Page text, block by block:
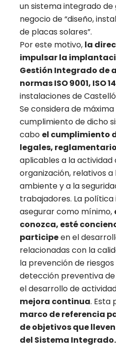
un sistema integrado de
negocio de “diseño,
de placas solares”.
Por este motivo, la
impulsar la
Gestión Integrado de
normas ISO 9001, ISO
instalaciones de
Se considera de
cumplimiento de dicho
cabo el cumplimiento
legales,
aplicables a la
organización, relativos a
ambiente y a la
trabajadores. La
asegurar como mínimo,
conozca, esté
participeen el
relacionadas con la
la prevención de
detección preventiva
el desarrollo de
mejora continua. Esta
marco de referencia
de objetivos que
del Sistema Integrado.